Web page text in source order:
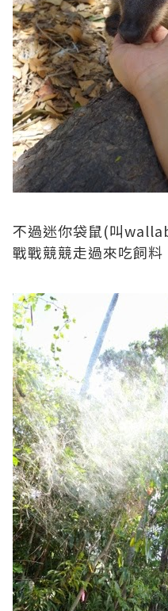
不過迷你袋鼠(叫
戰戰競競走過來吃飼料